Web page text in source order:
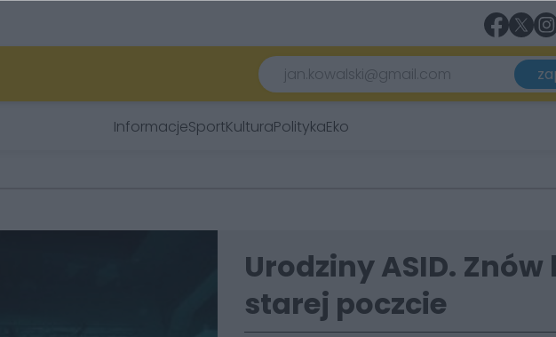
InformacjeSportKulturaPolitykaEko
Urodziny ASID.
starej poczcie